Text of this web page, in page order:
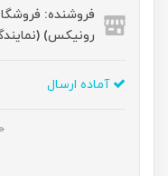
فروشنده:
رونیکس)
آماده ارسال